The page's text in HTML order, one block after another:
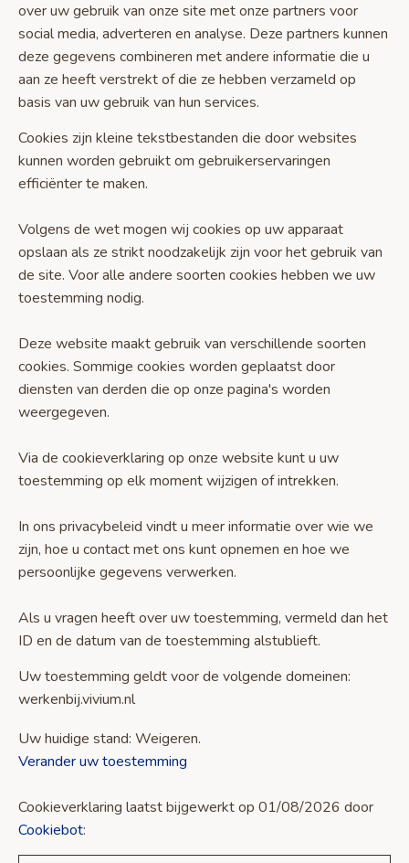
over uw gebruik van onze site met onze partners voor
social media, adverteren en analyse. Deze partners kunnen
deze gegevens combineren met andere informatie die u
aan ze heeft verstrekt of die ze hebben verzameld op
basis van uw gebruik van hun services.
Cookies zijn kleine tekstbestanden die door websites
kunnen worden gebruikt om gebruikerservaringen
efficiënter te maken.
Volgens de wet mogen wij cookies op uw apparaat
opslaan als ze strikt noodzakelijk zijn voor het gebruik van
de site. Voor alle andere soorten cookies hebben we uw
toestemming nodig.
Deze website maakt gebruik van verschillende soorten
cookies. Sommige cookies worden geplaatst door
diensten van derden die op onze pagina's worden
weergegeven.
Via de cookieverklaring op onze website kunt u uw
toestemming op elk moment wijzigen of intrekken.
In ons privacybeleid vindt u meer informatie over wie we
zijn, hoe u contact met ons kunt opnemen en hoe we
persoonlijke gegevens verwerken.
Als u vragen heeft over uw toestemming, vermeld dan het
ID en de datum van de toestemming alstublieft.
Uw toestemming geldt voor de volgende domeinen:
werkenbij.vivium.nl
Uw huidige stand: Weigeren.
Verander uw toestemming
Cookieverklaring laatst bijgewerkt op 01/08/2026 door
Cookiebot: